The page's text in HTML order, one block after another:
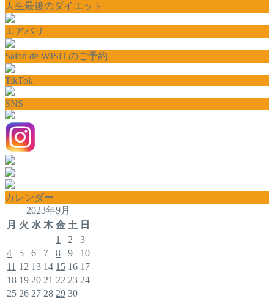
人生最後のダイエット
エアバリ
Salon de WISH のご予約
TikTok
SNS
カレンダー
2023年9月
月 火 水 木 金 土 日
1
2
3
4
5 6 7 8 9
10
11 12 13 14 15 16 17
18 19 20 21 22 23 24
25 26 27 28 29 30